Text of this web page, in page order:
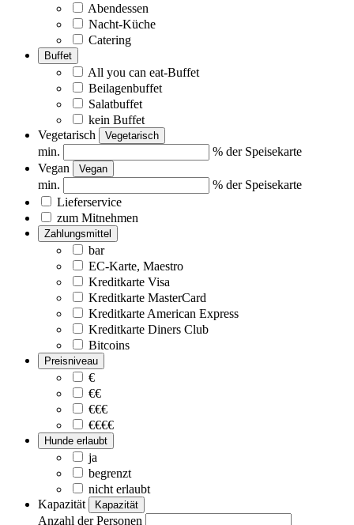
Abendessen
Nacht-Küche
Catering
Buffet
All you can eat-Buffet
Beilagenbuffet
Salatbuffet
kein Buffet
Vegetarisch
Vegetarisch
min.
% der Speisekarte
Vegan
Vegan
min.
% der Speisekarte
Lieferservice
zum Mitnehmen
Zahlungsmittel
bar
EC-Karte, Maestro
Kreditkarte Visa
Kreditkarte MasterCard
Kreditkarte American Express
Kreditkarte Diners Club
Bitcoins
Preisniveau
€
€€
€€€
€€€€
Hunde erlaubt
ja
begrenzt
nicht erlaubt
Kapazität
Kapazität
Anzahl der Personen